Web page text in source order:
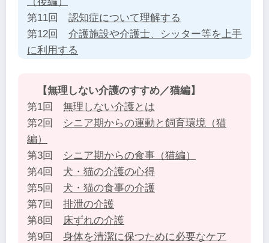
第11回 認知症について理解する
第12回 介護施設や介護士、シッター等を上手
に利用する
【無理しない介護のすすめ／猫編】
第1回 無理しない介護とは
第2回
シニア期からの運動と飼育環境（猫
編）
第3回
シニア期からの食事（猫編）
第4回 犬・猫の介護の心得
第5回 犬・猫の食事の介護
第7回 排泄の介護
第8回
床ずれの介護
第9回 身体を清潔に保つために必要なケア